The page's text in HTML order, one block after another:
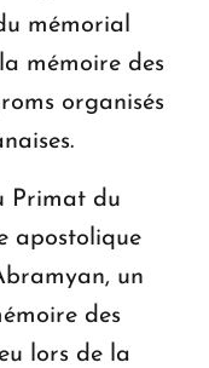
mémorial
mémoire des
organisés
Primat du
apostolique
un
des
lors de la